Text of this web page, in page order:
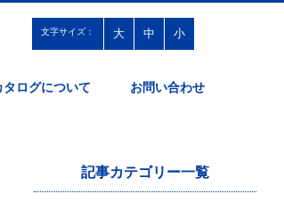
文字サイズ： 大 中 小
タログについて お問い合わせ
記事カテゴリー一覧